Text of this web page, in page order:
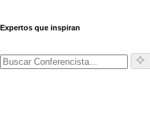
Expertos que inspiran